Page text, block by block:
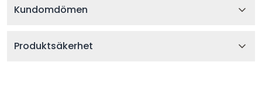
Kundomdömen
Produktsäkerhet